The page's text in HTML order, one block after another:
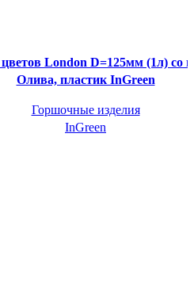
London D=125мм (1л) со
Олива, пластик InGreen
Горшочные изделия
InGreen